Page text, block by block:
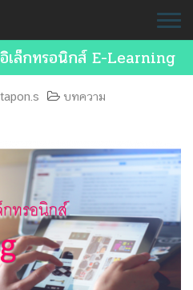
เล็กทรอนิกส์ E-Learning
บทความ